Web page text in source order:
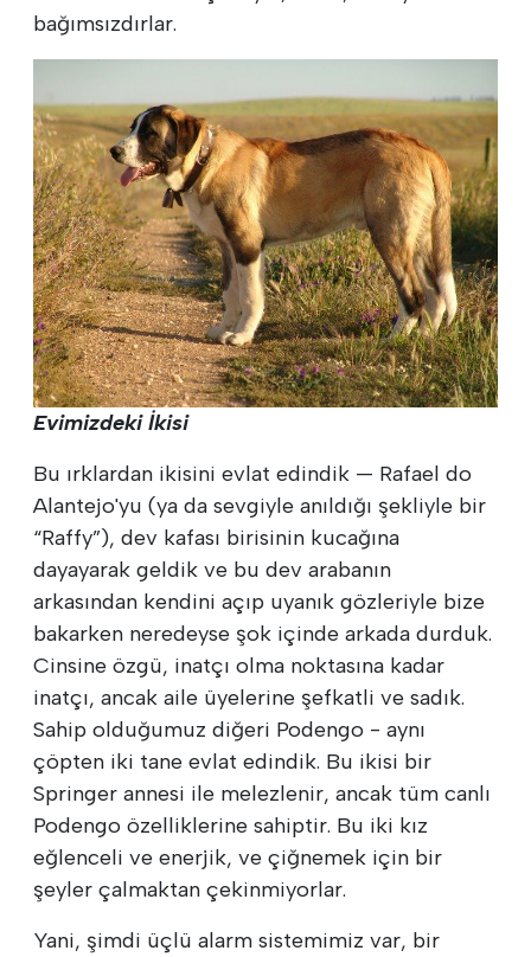
bağımsızdırlar.
Evimizdeki İkisi
Bu ırklardan ikisini evlat edindik — Rafael do
Alantejo'yu (ya da sevgiyle anıldığı şekliyle bir
“Raffy”), dev kafası birisinin kucağına
dayayarak geldik ve bu dev arabanın
arkasından kendini açıp uyanık gözleriyle bize
bakarken neredeyse şok içinde arkada durduk.
Cinsine özgü, inatçı olma noktasına kadar
inatçı, ancak aile üyelerine şefkatli ve sadık.
Sahip olduğumuz diğeri Podengo - aynı
çöpten iki tane evlat edindik. Bu ikisi bir
Springer annesi ile melezlenir, ancak tüm canlı
Podengo özelliklerine sahiptir. Bu iki kız
eğlenceli ve enerjik, ve çiğnemek için bir
şeyler çalmaktan çekinmiyorlar.
Yani, şimdi üçlü alarm sistemimiz var, bir